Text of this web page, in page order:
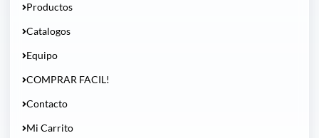
Productos
Catalogos
Equipo
COMPRAR FACIL!
Contacto
Mi Carrito